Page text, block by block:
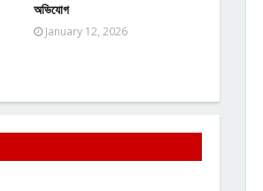
অভিযোগ
January 12, 2026